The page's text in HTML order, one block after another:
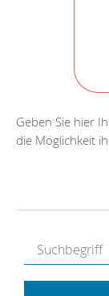
Geben Sie hier
die Möglichkeit